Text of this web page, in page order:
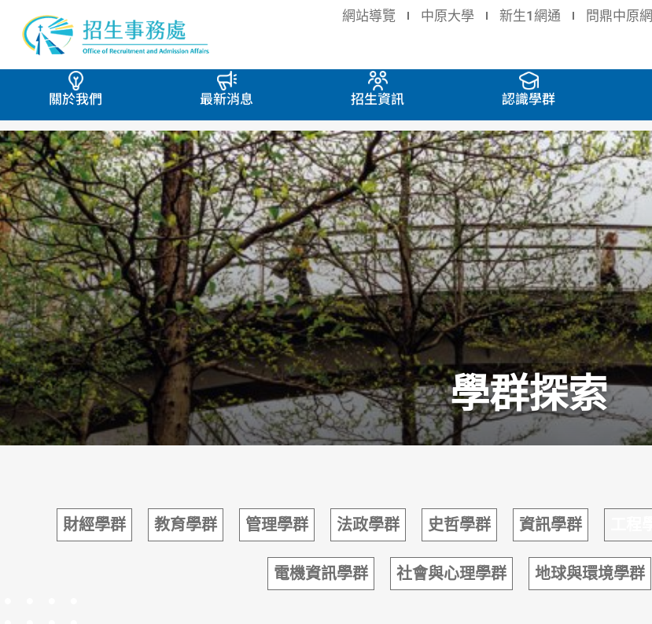
網站導覽 中原大學 新生1網通 問鼎中原網
關於我們 最新消息 招生資訊 認識學群
學群探索
財經學群 教育學群 管理學群 法政學群 史哲學群 資訊學群
電機資訊學群 社會與心理學群 地球與環境學群